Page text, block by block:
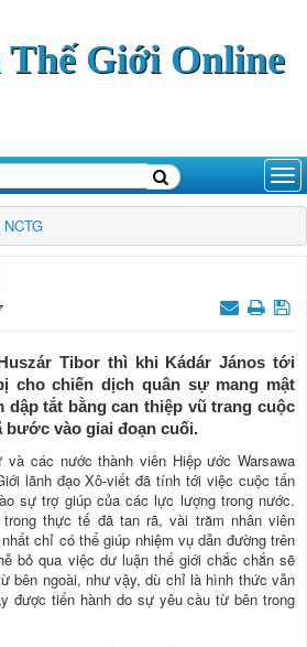
Giới Online
Tibor thì khi Kádár János tới
cho chiến dịch quân sự mang mật
dập tắt bằng can thiệp vũ trang cuộc
bước vào giai đoạn cuối.
và các nước thành viên Hiệp ước Warsawa
lãnh đạo Xô-viết đã tính tới việc cuộc tấn
sự trợ giúp của các lực lượng trong nước.
thực tế đã tan rã, vài trăm nhân viên
chỉ có thể giúp nhiệm vụ dẫn đường trên
bỏ qua việc dư luận thế giới chắc chắn sẽ
bên ngoài, như vậy, dù chỉ là hình thức vẫn
được tiến hành do sự yêu cầu từ bên trong